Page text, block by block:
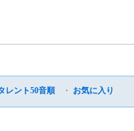
レント50音順 ・ お気に入り